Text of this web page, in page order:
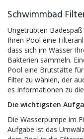
Schwimmbad
Ungetrübten
Ihren Pool eine
dass sich im Wasser
Bakterien sammeln.
Pool eine Brutstätte
Filter zu wählen, der
es Informationen zu
Die wichtigsten
Die Wasserpumpe im
Aufgabe ist das